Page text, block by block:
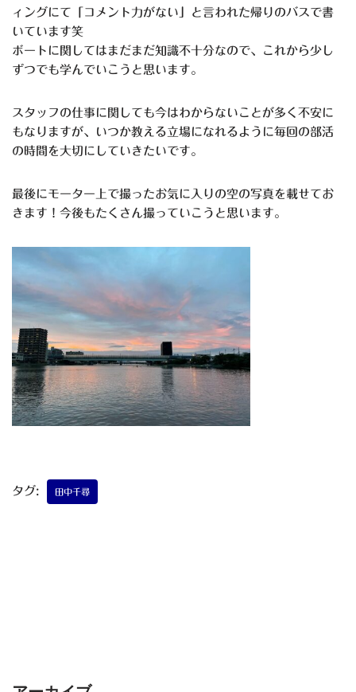
ィングにて「コメント力がない」と言われた帰りのバスで書
いています笑
ボートに関してはまだまだ知識不十分なので、これから少し
ずつでも学んでいこうと思います。
スタッフの仕事に関しても今はわからないことが多く不安に
もなりますが、いつか教える立場になれるように毎回の部活
の時間を大切にしていきたいです。
最後にモーター上で撮ったお気に入りの空の写真を載せてお
きます！今後もたくさん撮っていこうと思います。
タグ: 田中千尋